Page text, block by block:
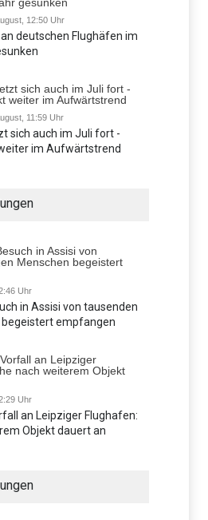
12:50 Uhr
deutschen Flughäfen im
11:59 Uhr
sich auch im Juli fort -
im Aufwärtstrend
Uhr
in Assisi von tausenden
empfangen
Uhr
an Leipziger Flughafen:
Objekt dauert an